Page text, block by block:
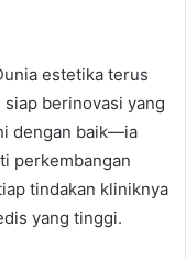
estetika terus
berinovasi yang
dengan baik—ia
perkembangan
tindakan kliniknya
yang tinggi.